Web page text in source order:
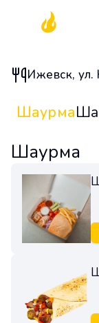
Ижевск, ул.
Шаурма
Шаурма